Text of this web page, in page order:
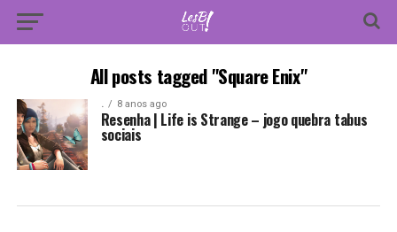
All posts tagged "Square Enix"
. 8 anos ago
Resenha | Life is Strange – jogo quebra tabus
sociais